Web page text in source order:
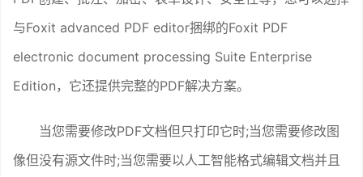
与Foxit advanced PDF editor捆绑的Foxit PDF
electronic document processing Suite Enterprise
Edition，它还提供完整的PDF解决方案。
当您需要修改PDF文档但只打印它时;当您需要修改图
像但没有源文件时;当您需要以人工智能格式编辑文档并且